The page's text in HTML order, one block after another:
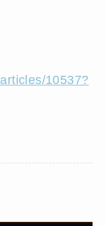
10537?